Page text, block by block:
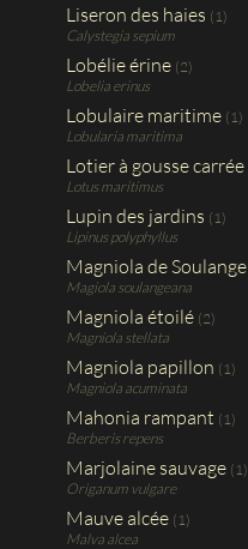
Liseron des haies (1)
Calystegia sepium
Lobélie érine (2)
Lobelia erinus
Lobulaire maritime (1)
Lobularia maritima
Lotier à gousse carrée
Lotus maritimus
Lupin des jardins (1)
Lipinus polyphyllus
Magniola de Soulange
Magiola soulangeana
Magniola étoilé (2)
Magniola stellata
Magniola papillon (1)
Magniola acuminata
Mahonia rampant (1)
Berberis repens
Marjolaine sauvage (1)
Origanum vulgare
Mauve alcée (1)
Malva alcea